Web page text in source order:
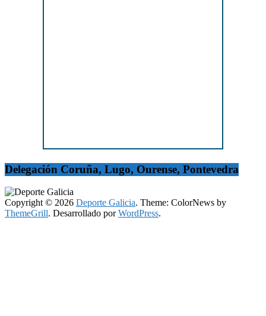
Delegación Coruña, Lugo, Ourense, Pontevedra
Copyright © 2026 Deporte Galicia. Theme: ColorNews by
ThemeGrill. Desarrollado porWordPress.